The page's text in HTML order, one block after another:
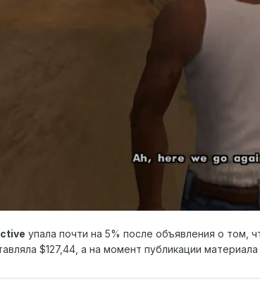
упала почти на 5% после объявления о том,
$127,44, а на момент публикации